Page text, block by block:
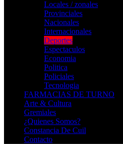
Locales / zonales
Provinciales
Nacionales
Internacionales
Deportes
Espectaculos
Economia
Politica
Policiales
Tecnologia
FARMACIAS DE TURNO
Arte & Cultura
Gremiales
¿Quienes Somos?
Constancia De Cuil
Contacto